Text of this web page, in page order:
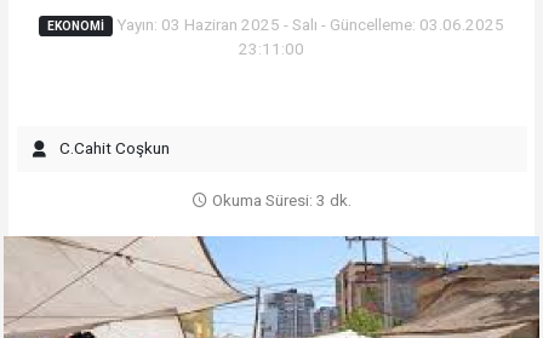
EKONOMİ Yayın: 03 Haziran 2025 - Salı - Güncelleme: 03.06.2025
23:11:00
C.Cahit Coşkun
Okuma Süresi: 3 dk.